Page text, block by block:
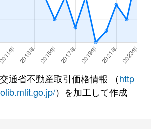
通省不動産取引価格情報 （http
）を加工して作成